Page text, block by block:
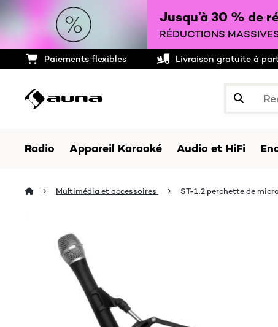
Jusqu’à 30 % de
RÉDUCTIONS
Paiements flexibles Livraison gratuite à
Radio Appareil Karaoké Audio et HiFi
Multimédia et accessoires ST-1.2 perchette de micro